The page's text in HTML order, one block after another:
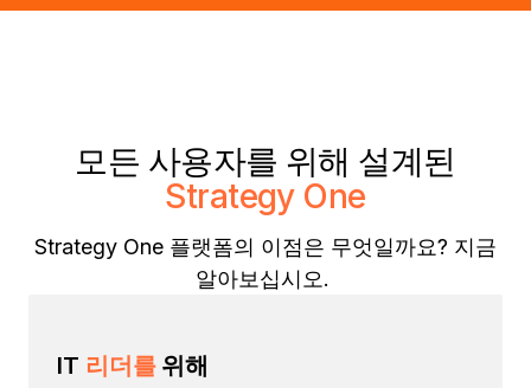
모든 사용자를 위해 설계된
Strategy One
Strategy One 플랫폼의 이점은 무엇일까요? 지금
알아보십시오.
IT 리더를위해